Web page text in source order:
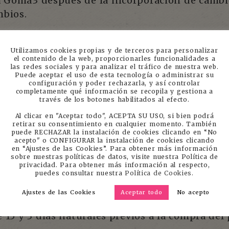
del importe de la inscripción en los
escrito, rellenando el siguienteformulario
email deben constar todos los datos
fecha y datos de contacto.
días naturales previos a la compra del
15 y 3 días naturales previos a la compra
Utilizamos cookies propias y de terceros para personalizar
el contenido de la web, proporcionarles funcionalidades a
las redes sociales y para analizar el tráfico de nuestra web.
Puede aceptar el uso de esta tecnología o administrar su
configuración y poder rechazarla, y así controlar
completamente qué información se recopila y gestiona a
través de los botones habilitados al efecto.
Al clicar en "Aceptar todo", ACEPTA SU USO, si bien podrá
retirar su consentimiento en cualquier momento. También
puede RECHAZAR la instalación de cookies clicando en “No
acepto" o CONFIGURAR la instalación de cookies clicando
en “Ajustes de las Cookies”. Para obtener más información
sobre nuestras políticas de datos, visite nuestra Política de
privacidad. Para obtener más información al respecto,
puedes consultar nuestraPolítica de Cookies.
Ajustes de las Cookies Aceptar todo No acepto